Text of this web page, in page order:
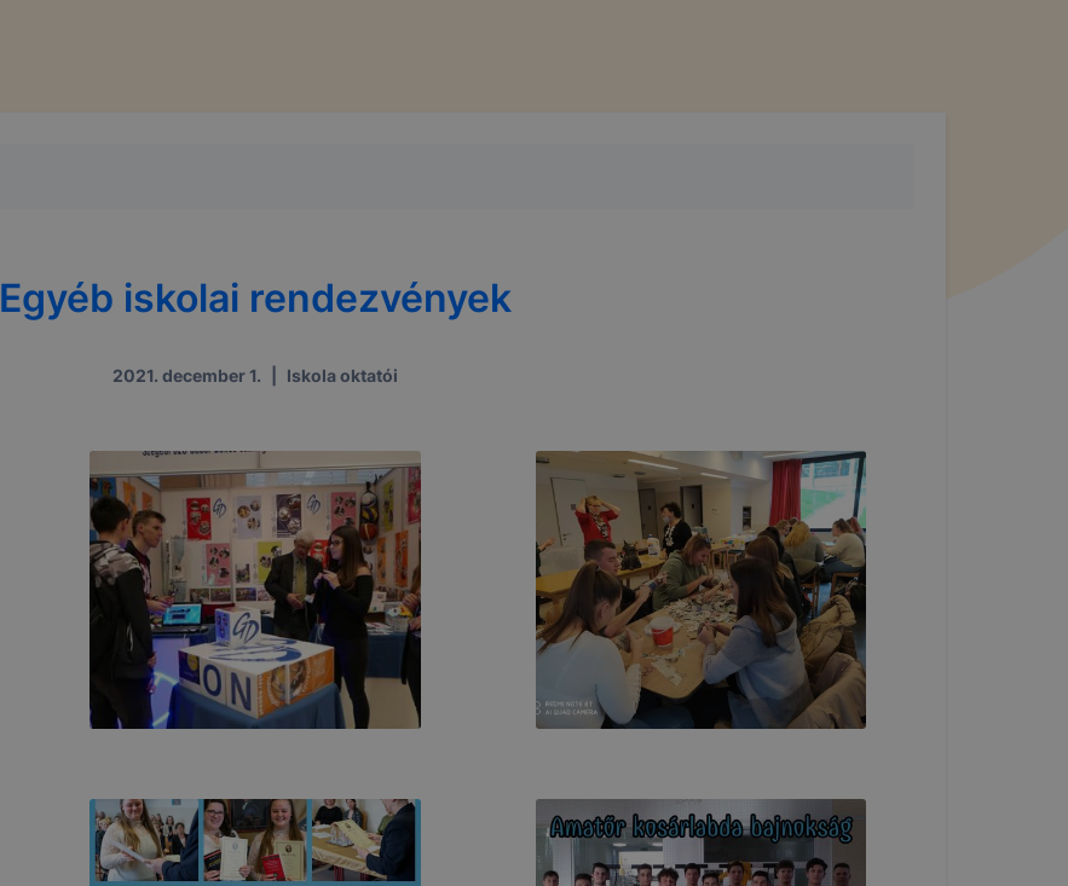
Egyéb iskolai rendezvények
2021. december 1. Iskola oktatói